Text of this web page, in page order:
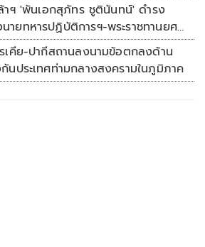
าฯ 'พันเอกสุภัทร ชูตินันทน์' ดำรง
ายทหารปฏิบัติการฯ-พระราชทานยศ
เคีย-ปากีสถานลงนามข้อตกลงด้าน
นประเทศท่ามกลางสงครามในภูมิภาค